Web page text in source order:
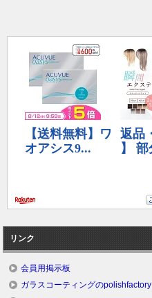
リンク
会員用掲示板
ガラスコーティングのpolishfactory